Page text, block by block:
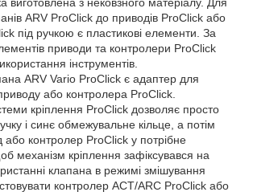
ARV ProClick до приводів ProClick або
під ручкою є пластикові елементи. За
приводи та контролери ProClick
інструментів.
ARV Vario ProClick є адаптер для
або контролера ProClick.
кріплення ProClick дозволяє просто
і синє обмежувальне кільце, а потім
або контролер ProClick у потрібне
механізм кріплення зафіксувався на
клапана в режимі змішування
контролер ACT/ARC ProClick або